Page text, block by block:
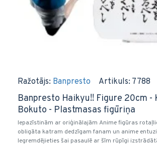
Ražotājs: Banpresto Artikuls: 7788
Banpresto Haikyu!! Figure 20cm -
Bokuto - Plastmasas figūriņa
Iepazīstinām ar oriģinālajām Anime figūras
obligāta katram dedzīgam fanam un anime
Iegremdējieties šai pasaulē ar šīm rūpīgi